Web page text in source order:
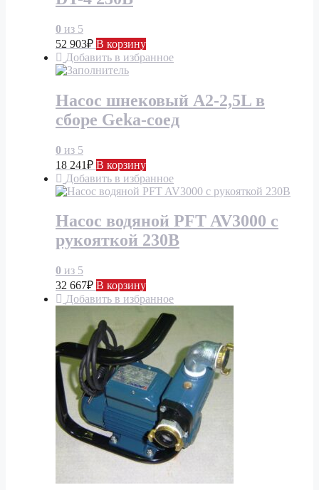
0 из 5
52 903₽ В корзину
Добавить в избранное
Насос шнековый А2-2,5L в
сборе Geka-соед
0 из 5
18 241₽ В корзину
Добавить в избранное
Насос водяной PFT AV3000 с
рукояткой 230В
0 из 5
32 667₽ В корзину
Добавить в избранное